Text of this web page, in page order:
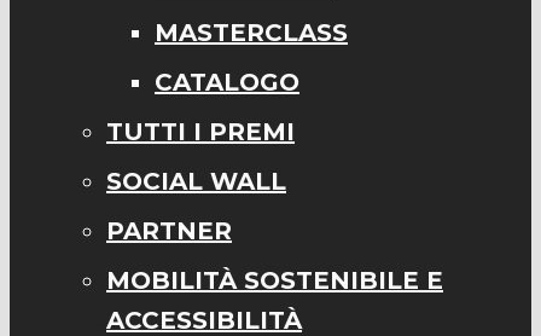
MASTERCLASS
CATALOGO
TUTTI I PREMI
SOCIAL WALL
PARTNER
MOBILITÀ SOSTENIBILE E
ACCESSIBILITÀ